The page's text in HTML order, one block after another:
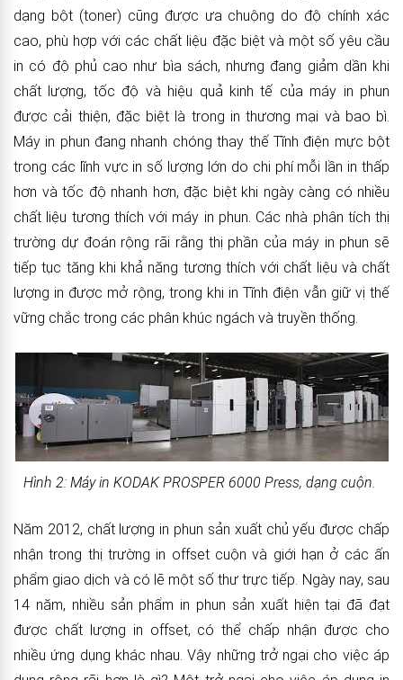
dạng bột (toner) cũng được ưa chuộng do độ chính xác
cao, phù hợp với các chất liệu đặc biệt và một số yêu cầu
in có độ phủ cao như bìa sách, nhưng đang giảm dần khi
chất lượng, tốc độ và hiệu quả kinh tế của máy in phun
được cải thiện, đặc biệt là trong in thương mại và bao bì.
Máy in phun đang nhanh chóng thay thế Tĩnh điện mực bột
trong các lĩnh vực in số lượng lớn do chi phí mỗi lần in thấp
hơn và tốc độ nhanh hơn, đặc biệt khi ngày càng có nhiều
chất liệu tương thích với máy in phun. Các nhà phân tích thị
trường dự đoán rộng rãi rằng thị phần của máy in phun sẽ
tiếp tục tăng khi khả năng tương thích với chất liệu và chất
lượng in được mở rộng, trong khi in Tĩnh điện vẫn giữ vị thế
vững chắc trong các phân khúc ngách và truyền thống.
Hình 2: Máy in KODAK PROSPER 6000 Press, dạng cuộn.
Năm 2012, chất lượng in phun sản xuất chủ yếu được chấp
nhận trong thị trường in offset cuộn và giới hạn ở các ấn
phẩm giao dịch và có lẽ một số thư trực tiếp. Ngày nay, sau
14 năm, nhiều sản phẩm in phun sản xuất hiện tại đã đạt
được chất lượng in offset, có thể chấp nhận được cho
nhiều ứng dụng khác nhau. Vậy những trở ngại cho việc áp